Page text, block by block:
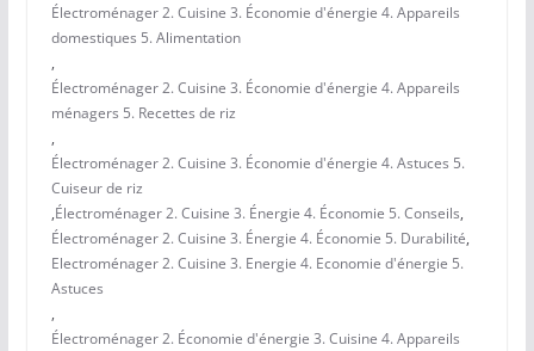
Électroménager 2. Cuisine 3. Économie d'énergie 4. Appareils
domestiques 5. Alimentation
,
Électroménager 2. Cuisine 3. Économie d'énergie 4. Appareils
ménagers 5. Recettes de riz
,
Électroménager 2. Cuisine 3. Économie d'énergie 4. Astuces 5.
Cuiseur de riz
,Électroménager 2. Cuisine 3. Énergie 4. Économie 5. Conseils,
Électroménager 2. Cuisine 3. Énergie 4. Économie 5. Durabilité,
Electroménager 2. Cuisine 3. Energie 4. Economie d'énergie 5.
Astuces
,
Électroménager 2. Économie d'énergie 3. Cuisine 4. Appareils